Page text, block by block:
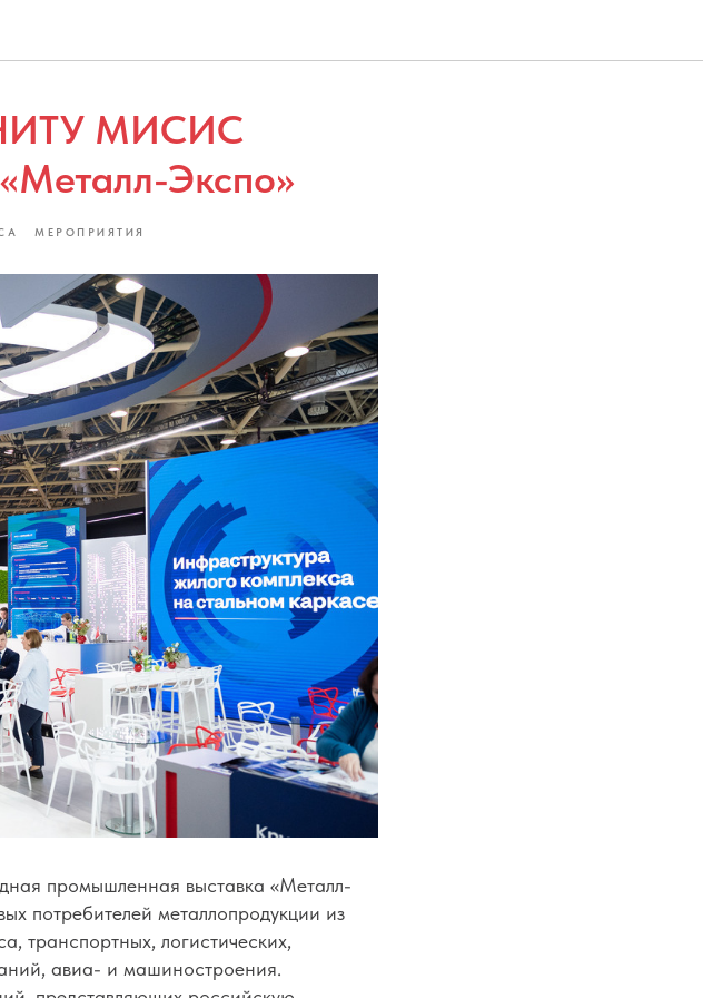
НИТУ МИСИС
Экспо»
МЕРОПРИЯТИЯ
промышленная выставка «Металл-
потребителей металлопродукции из
транспортных, логистических,
авиа- и машиностроения.